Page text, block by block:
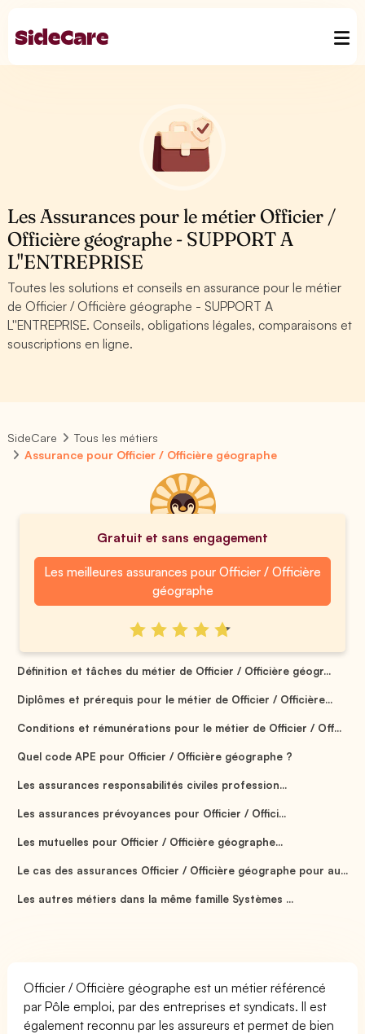
Les Assurances pour le métier Officier /
Officière géographe - SUPPORT A
L''ENTREPRISE
Toutes les solutions et conseils en assurance pour le métier
de Officier / Officière géographe - SUPPORT A
L''ENTREPRISE. Conseils, obligations légales, comparaisons et
souscriptions en ligne.
SideCare
Tous les métiers
Assurance pour Officier / Officière géographe
Gratuit et sans engagement
Les meilleures assurances pour Officier / Officière
géographe
Définition et tâches du métier de Officier / Officière géogr...
Diplômes et prérequis pour le métier de Officier / Officière...
Conditions et rémunérations pour le métier de Officier / Off...
Quel code APE pour Officier / Officière géographe ?
Les assurances responsabilités civiles profession...
Les assurances prévoyances pour Officier / Offici...
Les mutuelles pour Officier / Officière géographe...
Le cas des assurances Officier / Officière géographe pour au...
Les autres métiers dans la même famille Systèmes ...
Officier / Officière géographe est un métier référencé
par Pôle emploi, par des entreprises et syndicats. Il est
également reconnu par les assureurs et permet de bien